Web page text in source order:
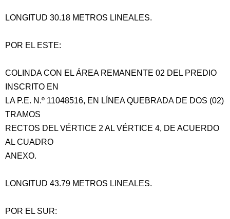
LONGITUD 30.18 METROS LINEALES.
POR EL ESTE:
COLINDA CON EL ÁREA REMANENTE 02 DEL PREDIO
INSCRITO EN
LA P.E. N.º 11048516, EN LÍNEA QUEBRADA DE DOS (02)
TRAMOS
RECTOS DEL VÉRTICE 2 AL VÉRTICE 4, DE ACUERDO
AL CUADRO
ANEXO.
LONGITUD 43.79 METROS LINEALES.
POR EL SUR: